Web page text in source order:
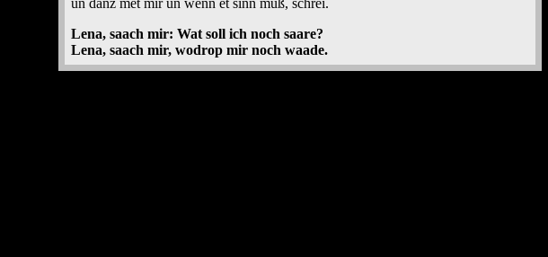
un danz met mir un wenn et sinn muß, schrei.
Lena, saach mir: Wat soll ich noch saare?
Lena, saach mir, wodrop mir noch waade.